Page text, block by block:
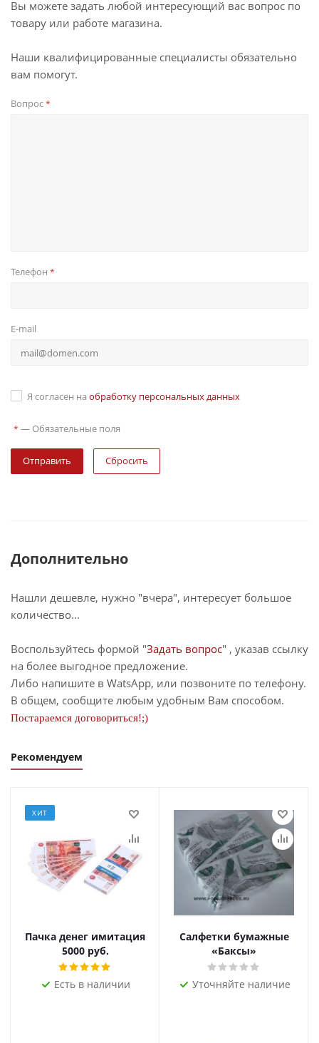
Вы можете задать любой интересующий вас вопрос по
товару или работе магазина.
Наши квалифицированные специалисты обязательно
вам помогут.
Вопрос*
Телефон *
E-mail
Я согласен на обработку персональных данных
* — Обязательные поля
Сбросить
Дополнительно
Нашли дешевле, нужно "вчера", интересует большое
количество...
Воспользуйтесь формой "Задать вопрос" , указав ссылку
на более выгодное предложение.
Либо напишите в WatsApp, или позвоните по телефону.
В общем, сообщите любым удобным Вам способом.
Постараемся договориться!;)
Рекомендуем
ХИТ
Пачка денег имитация
5000 руб.
Есть в наличии
Салфетки бумажные
«Баксы»
Уточняйте наличие